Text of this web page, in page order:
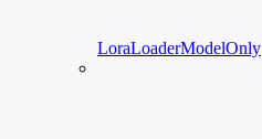
LoraLoaderModelOnly